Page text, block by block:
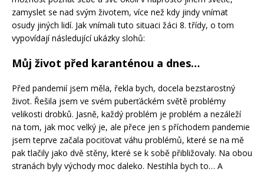
zamyslet se nad svým životem, více než kdy jindy vnímat
osudy jiných lidí. Jak vnímali tuto situaci žáci 8. třídy, o tom
vypovídají následující ukázky slohů:
Můj život před karanténou a dnes…
Před pandemií jsem měla, řekla bych, docela bezstarostný
život. Řešila jsem ve svém puberťáckém světě problémy
velikosti drobků. Jasně, každý problém je problém a nezáleží
na tom, jak moc velký je, ale přece jen s příchodem pandemie
jsem teprve začala pociťovat váhu problémů, které se na mě
pak tlačily jako dvě stěny, které se k sobě přibližovaly. Na obou
stranách byly východy moc daleko. Nestihla bych to… A